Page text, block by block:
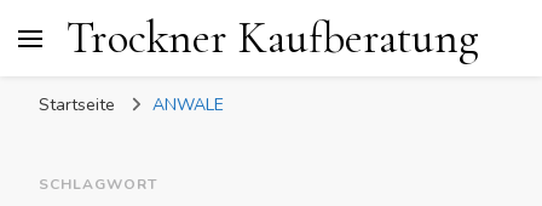
Trockner Kaufberatung
Startseite ANWALE
SCHLAGWORT